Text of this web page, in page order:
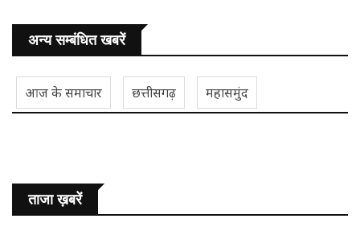
अन्य सम्बंधित खबरें
आज के समाचार छत्तीसगढ़ महासमुंद
ताजा ख़बरें